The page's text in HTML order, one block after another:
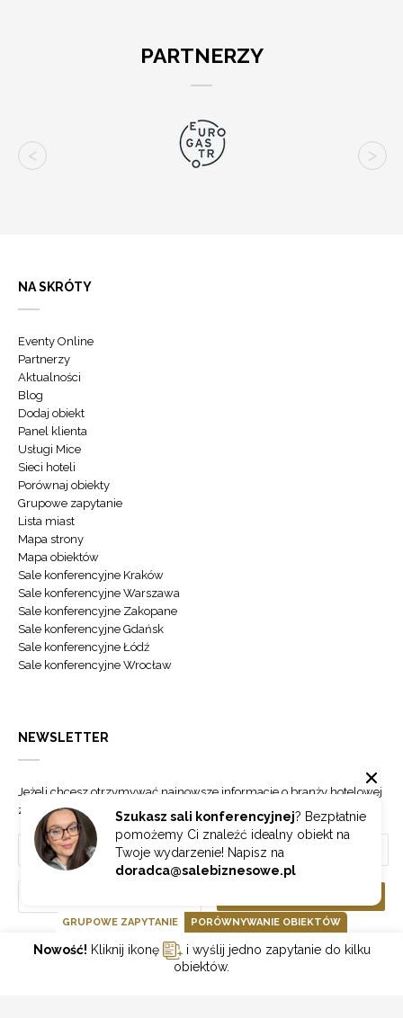
PARTNERZY
Szukasz sali konferencyjnej? Bezpłatnie
pomożemy Ci znaleźć idealny obiekt na
Twoje wydarzenie! Napisz na
doradca@salebiznesowe.pl
NA SKRÓTY
Eventy Online
Partnerzy
Aktualności
Blog
Dodaj obiekt
Panel klienta
Usługi Mice
Sieci hoteli
Porównaj obiekty
Grupowe zapytanie
Lista miast
Mapa strony
Mapa obiektów
Sale konferencyjne Kraków
Sale konferencyjne Warszawa
Sale konferencyjne Zakopane
Sale konferencyjne Gdańsk
Sale konferencyjne Łódź
Sale konferencyjne Wrocław
NEWSLETTER
Jeżeli chcesz otrzymywać najnowsze informacje o branży hotelowej
zapisz się do naszego newslettera.
GOONLINE.PL SPÓŁKA Z OGRANICZONĄ ODPOWIEDZIALNOŚCIĄ SP.K.
GRUPOWE ZAPYTANIE PORÓWNYWANIE OBIEKTÓW
Nowość! Kliknij ikonę
i wyślij jedno zapytanie do kilku
obiektów.